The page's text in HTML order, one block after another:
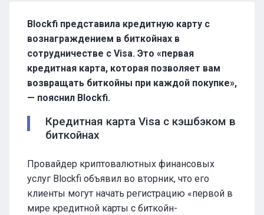
Blockfi представила кредитную карту с
вознаграждением в биткойнах в
сотрудничестве с Visa. Это «первая
кредитная карта, которая позволяет вам
возвращать биткойны при каждой покупке»,
— пояснил Blockfi.
Кредитная карта Visa с кэшбэком в
биткойнах
Провайдер криптовалютных финансовых
услуг Blockfi объявил во вторник, что его
клиенты могут начать регистрацию «первой в
мире кредитной карты с биткойн-